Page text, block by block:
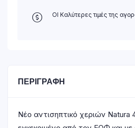
ΟΙ Καλύτερες τιμές της
ΠΕΡΙΓΡΑΦΉ
Νέο αντισηπτικό χεριών Natura